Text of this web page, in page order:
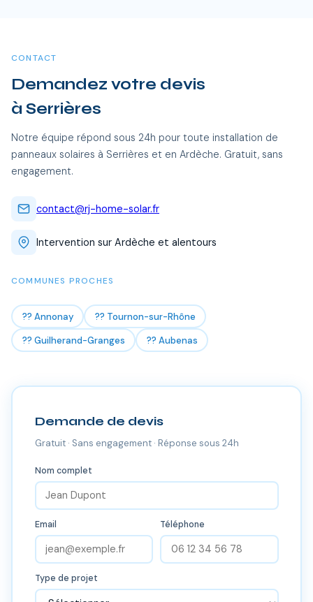
CONTACT
Demandez votre devis
à Serrières
Notre équipe répond sous 24h pour toute installation de
panneaux solaires à Serrières et en Ardèche. Gratuit, sans
engagement.
contact@rj-home-solar.fr
Intervention sur Ardèche et alentours
COMMUNES PROCHES
?? Annonay
?? Tournon-sur-Rhône
?? Guilherand-Granges
?? Aubenas
Demande de devis
Gratuit · Sans engagement · Réponse sous 24h
Nom complet
Email Téléphone
Type de projet